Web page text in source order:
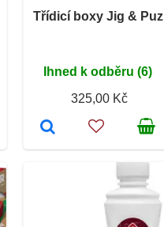
Třídicí boxy Jig & Puz
Ihned k odběru (6)
325,00 Kč